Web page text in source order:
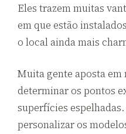
Eles trazem muitas
em que estão
o local ainda mais
Muita gente aposta em
determinar os pontos
superfícies
personalizar os